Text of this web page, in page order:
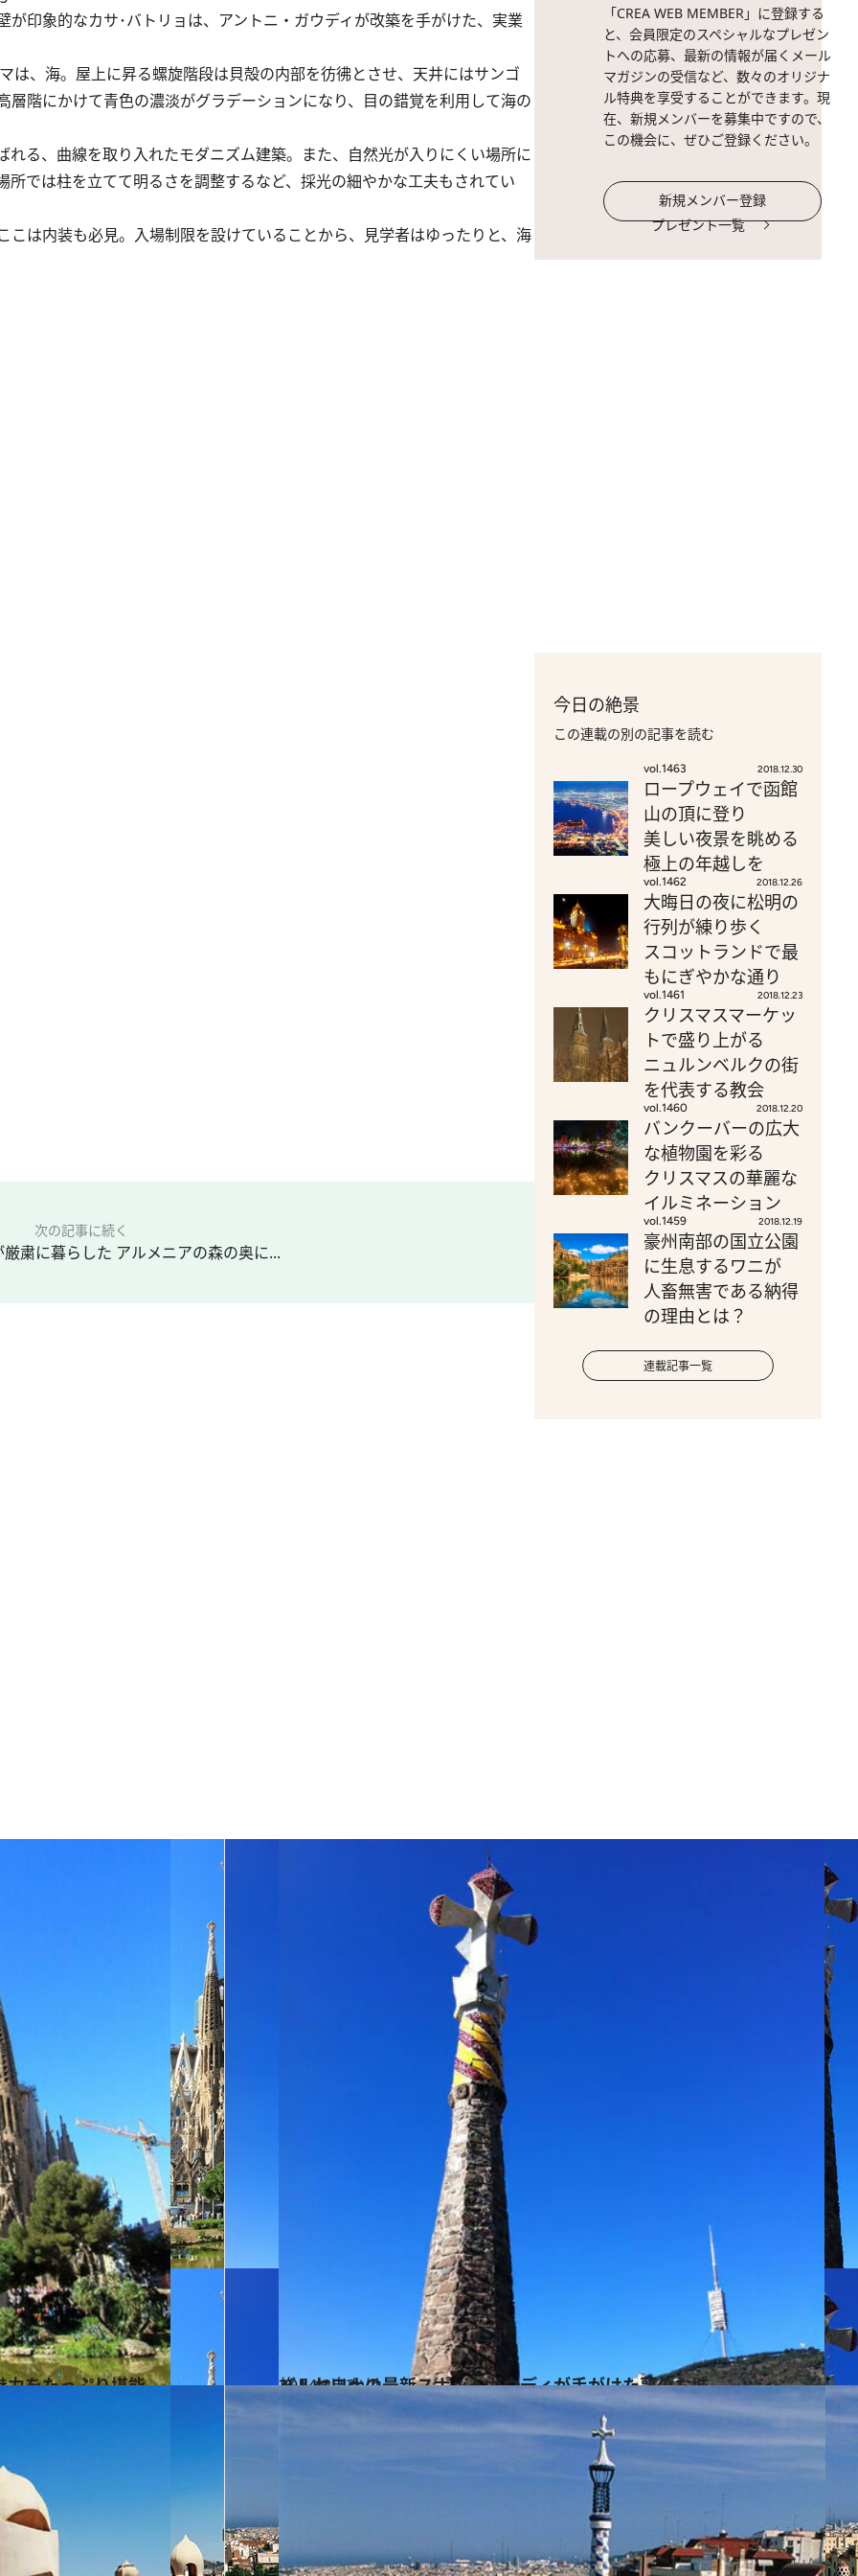
印象的なカサ･バトリョは、アントニ・ガウディが改築を手がけた、実業
は、海。屋上に昇る螺旋階段は貝殻の内部を彷彿とさせ、天井にはサンゴ
階にかけて青色の濃淡がグラデーションになり、目の錯覚を利用して海の
る、曲線を取り入れたモダニズム建築。また、自然光が入りにくい場所に
では柱を立てて明るさを調整するなど、採光の細やかな工夫もされてい
は内装も必見。入場制限を設けていることから、見学者はゆったりと、海
次の記事に続く
粛に暮らした アルメニアの森の奥に...
「CREA WEB MEMBER」に登録する
と、会員限定のスペシャルなプレゼン
トへの応募、最新の情報が届くメール
マガジンの受信など、数々のオリジナ
ル特典を享受することができます。現
在、新規メンバーを募集中ですので、
この機会に、ぜひご登録ください。
新規メンバー登録
プレゼント一覧
今日の絶景
この連載の別の記事を読む
vol.1463 2018.12.30
ロープウェイで函館
山の頂に登り
美しい夜景を眺める
極上の年越しを
vol.1462 2018.12.26
大晦日の夜に松明の
行列が練り歩く
スコットランドで最
もにぎやかな通り
vol.1461 2018.12.23
クリスマスマーケッ
トで盛り上がる
ニュルンベルクの街
を代表する教会
vol.1460 2018.12.20
バンクーバーの広大
な植物園を彩る
クリスマスの華麗な
イルミネーション
vol.1459 2018.12.19
豪州南部の国立公園
に生息するワニが
人畜無害である納得
の理由とは？
連載記事一覧
力をたっぷり堪能 2014.2.13
バルセロナの最新スポットガウディが手がけた夢のお城
旅＆お出かけ